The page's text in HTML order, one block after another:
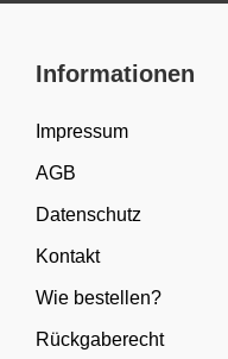
Informationen
Impressum
AGB
Datenschutz
Kontakt
Wie bestellen?
Rückgaberecht